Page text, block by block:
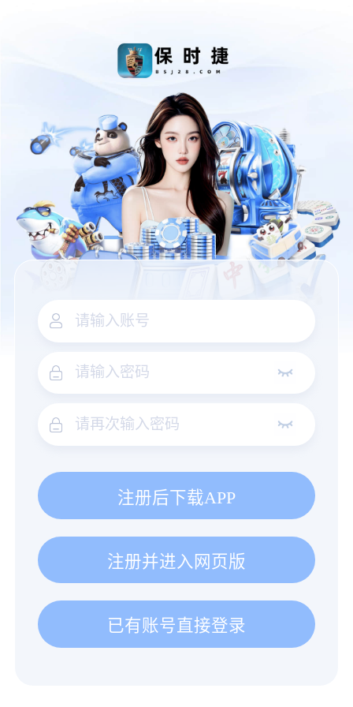
注册后下载APP
注册并进入网页版
已有账号直接登录